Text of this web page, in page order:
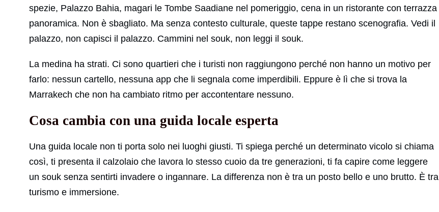
spezie, Palazzo Bahia, magari le Tombe Saadiane nel pomeriggio, cena in un ristorante con terrazza
panoramica. Non è sbagliato. Ma senza contesto culturale, queste tappe restano scenografia. Vedi il
palazzo, non capisci il palazzo. Cammini nel souk, non leggi il souk.
La medina ha strati. Ci sono quartieri che i turisti non raggiungono perché non hanno un motivo per
farlo: nessun cartello, nessuna app che li segnala come imperdibili. Eppure è lì che si trova la
Marrakech che non ha cambiato ritmo per accontentare nessuno.
Cosa cambia con una guida locale esperta
Una guida locale non ti porta solo nei luoghi giusti. Ti spiega perché un determinato vicolo si chiama
così, ti presenta il calzolaio che lavora lo stesso cuoio da tre generazioni, ti fa capire come leggere
un souk senza sentirti invadere o ingannare. La differenza non è tra un posto bello e uno brutto. È tra
turismo e immersione.